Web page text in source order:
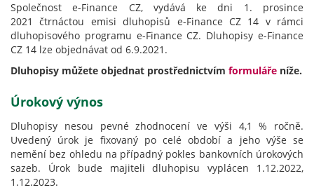
Společnost e-Finance CZ, vydává ke dni 1. prosince
2021 čtrnáctou emisi dluhopisů e-Finance CZ 14 v rámci
dluhopisového programu e-Finance CZ. Dluhopisy e-Finance
CZ 14 lze objednávat od 6.9.2021.
Dluhopisy můžete objednat prostřednictvím formuláře níže.
Úrokový výnos
Dluhopisy nesou pevné zhodnocení ve výši 4,1 % ročně.
Uvedený úrok je fixovaný po celé období a jeho výše se
nemění bez ohledu na případný pokles bankovních úrokových
sazeb. Úrok bude majiteli dluhopisu vyplácen 1.12.2022,
1.12.2023.